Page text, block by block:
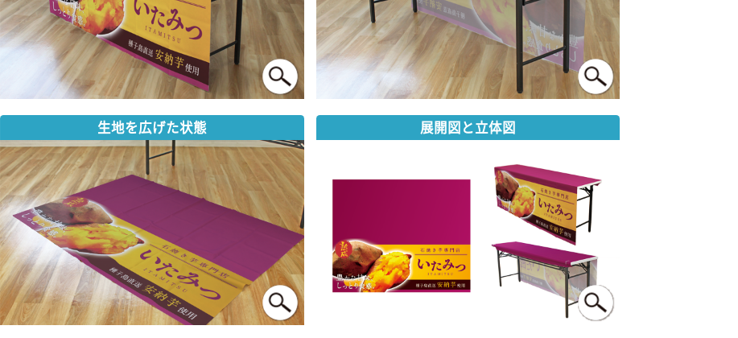
生地を広げた状態 展開図と立体図